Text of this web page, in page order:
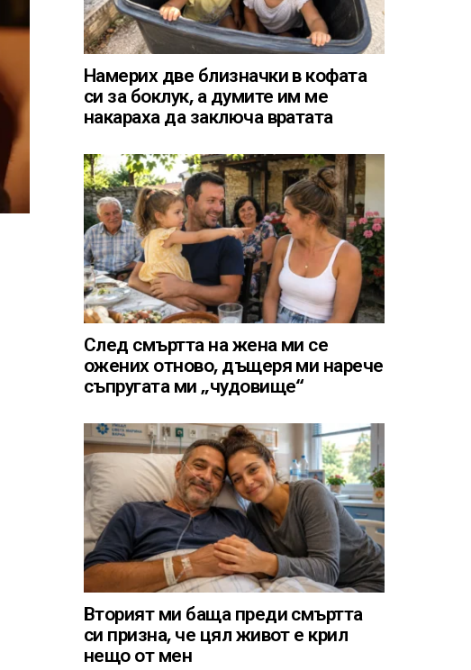
Намерих две близначки в кофата
си за боклук, а думите им ме
накараха да заключа вратата
След смъртта на жена ми се
ожених отново, дъщеря ми нарече
съпругата ми „чудовище“
Вторият ми баща преди смъртта
си призна, че цял живот е крил
нещо от мен